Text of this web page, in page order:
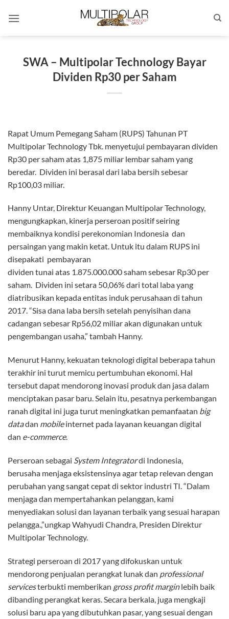
SWA – Multipolar Technology Bayar
Dividen Rp30 per Saham
Rapat Umum Pemegang Saham (RUPS) Tahunan PT
Multipolar Technology Tbk. menyetujui pembayaran dividen
Rp30 per saham atas 1,875 miliar lembar saham yang
beredar. Dividen ini berasal dari laba bersih sebesar
Rp100,03 miliar.
Hanny Untar, Direktur Keuangan Multipolar Technology,
mengungkapkan, kinerja perseroan positif seiring
membaiknya kondisi perekonomian Indonesia dan
persaingan yang makin ketat. Untuk itu dalam RUPS ini
disepakati pembayaran
dividen tunai atas 1.875.000.000 saham sebesar Rp30 per
saham. Dividen ini setara 50,06% dari total laba yang
diatribusikan kepada entitas induk perusahaan di tahun
2017. “Sisa dana laba bersih setelah penyisihan dana
cadangan sebesar Rp56,02 miliar akan digunakan untuk
pengembangan usaha,” tambah Hanny.
Menurut Hanny, kekuatan teknologi digital beberapa tahun
terakhir ini turut memicu pertumbuhan ekonomi. Hal
tersebut dapat mendorong inovasi produk dan jasa dalam
menciptakan pasar baru. Selain itu, pesatnya perkembangan
ranah digital ini juga turut meningkatkan pemanfaatan big
datadan mobileinternet pada layanan keuangan digital
dan e-commerce.
Perseroan sebagai System Integratordi Indonesia,
berusaha menjaga eksistensinya agar tetap relevan dengan
perubahan yang sangat cepat di sektor industri TI. “Dalam
menjaga dan mempertahankan pelanggan, kami
menyediakan solusi dan layanan terbaik yang sesuai harapan
pelangga.,”ungkap Wahyudi Chandra, Presiden Direktur
Multipolar Technology.
Strategi perseroan di 2017 yang difokuskan untuk
mendorong penjualan perangkat lunak dan professional
servicesterbukti memberikan gross profit marginlebih baik
dibanding perangkat keras. Secara berkala, juga mengkaji
solusi baru apa yang dibutuhkan pasar, yang sesuai dengan